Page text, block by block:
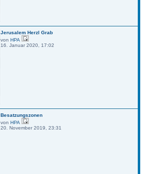
Jerusalem Herzl Grab
von HPA
16. Januar 2020, 17:02
Besatzungszonen
von HPA
20. November 2019, 23:31